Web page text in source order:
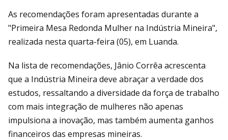
As recomendações foram apresentadas durante a
"Primeira Mesa Redonda Mulher na Indústria Mineira",
realizada nesta quarta-feira (05), em Luanda.
Na lista de recomendações, Jânio Corrêa acrescenta
que a Indústria Mineira deve abraçar a verdade dos
estudos, ressaltando a diversidade da força de trabalho
com mais integração de mulheres não apenas
impulsiona a inovação, mas também aumenta ganhos
financeiros das empresas mineiras.